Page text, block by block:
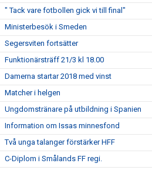
" Tack vare fotbollen gick vi till final"
Ministerbesök i Smeden
Segersviten fortsätter
Funktionärsträff 21/3 kl 18.00
Damerna startar 2018 med vinst
Matcher i helgen
Ungdomstränare på utbildning i Spanien
Information om Issas minnesfond
Två unga talanger förstärker HFF
C-Diplom i Smålands FF regi.